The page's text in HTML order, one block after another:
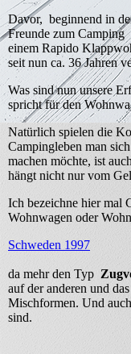
Davor, beginnend in
Freunde zum Camping
einem Rapido
seit nun ca. 36 Jahren
Was sind nun unsere
spricht für den
Natürlich spielen die
Campingleben man
machen möchte, ist
hängt nicht nur vom
Ich bezeichne hier mal
Wohnwagen oder
Schweden 1997
da mehr den Typ
auf der anderen und
Mischformen. Und
sind.